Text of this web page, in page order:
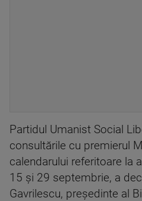
Partidul Umanist Social
consultările cu premierul
calendarului referitoare la
15 şi 29 septembrie, a
Gavrilescu, preşedinte al